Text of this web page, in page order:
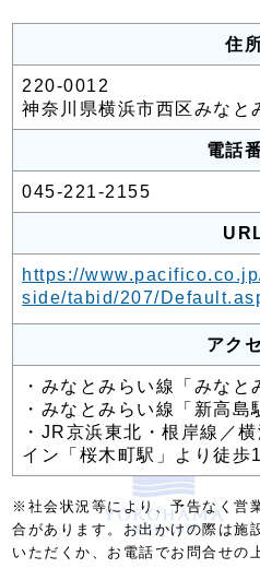
住
220-0012
神奈川県横浜市西区みなと
電話
045-221-2155
https://
side/tabid/207/
アク
・みなとみらい線「みな
・みなとみらい線「新高
・JR京浜東北・根岸線／
イン「桜木町駅」より徒歩
※社会状況等により、予告なく営
合があります。お出かけの際は施
いただくか、お電話でお問合せの